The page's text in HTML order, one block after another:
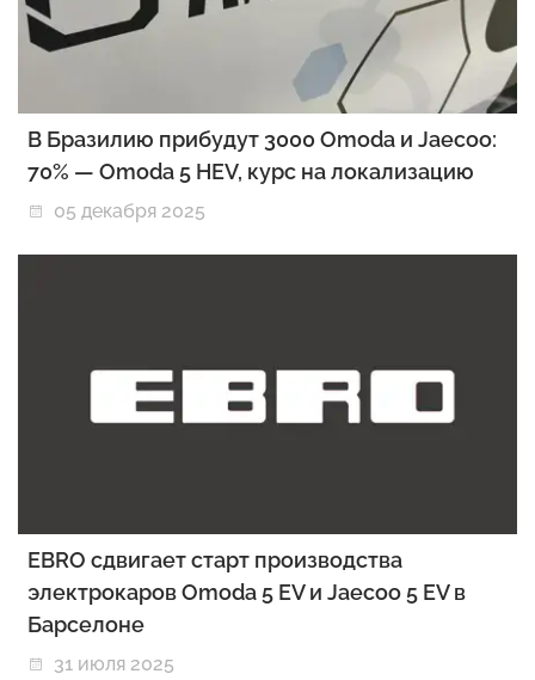
В Бразилию прибудут 3000 Omoda и Jaecoo:
70% — Omoda 5 HEV, курс на локализацию
05 декабря 2025
EBRO сдвигает старт производства
электрокаров Omoda 5 EV и Jaecoo 5 EV в
Барселоне
31 июля 2025